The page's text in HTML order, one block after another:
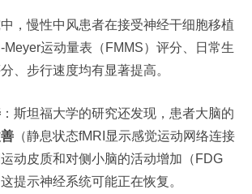
，慢性中风患者在接受神经干细胞移植
Meyer运动量表（FMMS）评分、日常生
、步行速度均有显著提高。
：斯坦福大学的研究还发现，患者大脑的
（静息状态fMRI显示感觉运动网络连接
动皮质和对侧小脑的活动增加（FDG
提示神经系统可能正在恢复。